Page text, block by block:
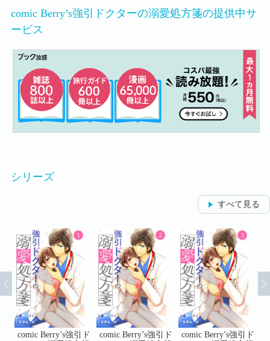
comic Berry’s強引ドクターの溺愛処方箋の提供中サ
ービス
シリーズ
すべて見る
comic Berry’s強引ド
comic Berry’s強引ド
comic Berry’s強引ド